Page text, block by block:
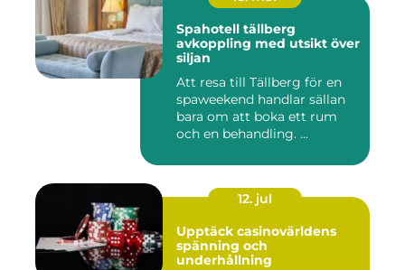
Spahotell tällberg
avkoppling med utsikt över
siljan
Att resa till Tällberg för en
spaweekend handlar sällan
bara om att boka ett rum
och en behandling. ...
12. jul
Upptäck casinovärldens
spänning och
underhållning